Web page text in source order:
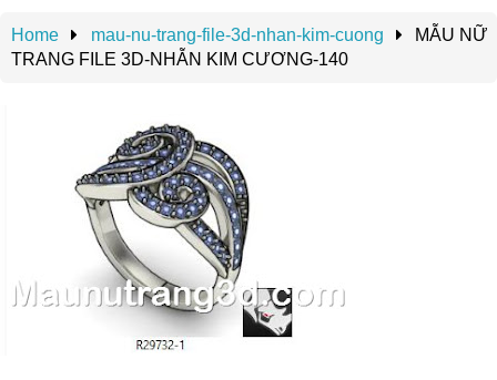
Home mau-nu-trang-file-3d-nhan-kim-cuong
MẪU NỮ
TRANG FILE 3D-NHẪN KIM CƯƠNG-140